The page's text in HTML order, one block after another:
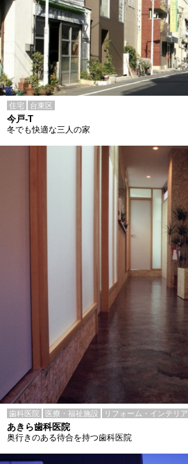
住宅 台東区
今戸-T
冬でも快適な三人の家
歯科医院 医療・福祉施設 リフォーム・インテリア
あきら歯科医院
奥行きのある待合を持つ歯科医院